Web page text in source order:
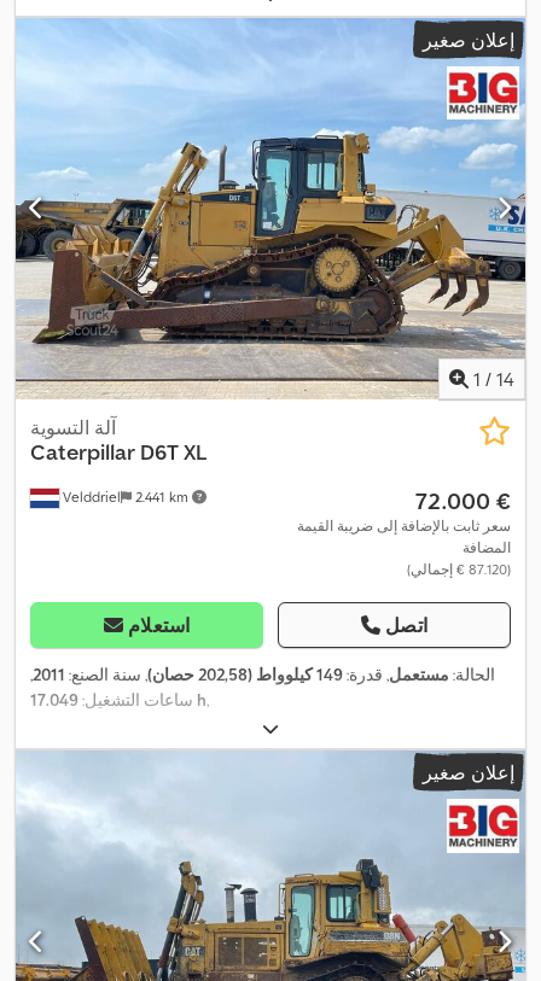
إعلان صغير
1 / 14
Velddriel 2.441 km
آلة التسوية
Caterpillar D6T XL
‏72.000 €
سعر ثابت بالإضافة إلى ضريبة القيمة
المضافة
(‏87.120 € إجمالي)
استعلام اتصل
الحالة: مستعمل, قدرة:149 كيلوواط (202,58 حصان) , سنة الصنع: 2011
,
ساعات التشغيل: 17.049 h,
إعلان صغير